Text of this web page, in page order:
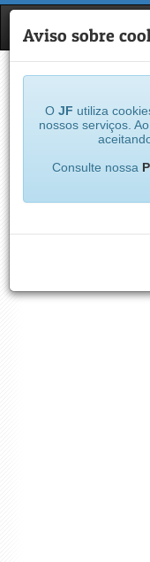
JF
Aviso sobre
O JF utiliza
nossos serviços.
Consulte nossa